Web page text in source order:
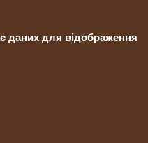
даних для відображення